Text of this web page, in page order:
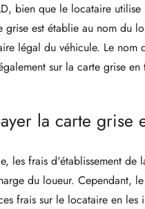
bien que le locataire utilise
grise est établie au nom du
légal du véhicule. Le nom
sur la carte grise en
la carte grise
les frais d'établissement de
du loueur. Cependant,
frais sur le locataire en les